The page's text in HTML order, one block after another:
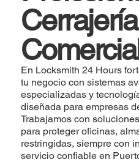
Cerrajería
En Locksmith 24 Hours
tu negocio con sistemas
especializadas y
diseñada para empresas
Trabajamos con
para proteger oficinas,
restringidas, siempre con
servicio confiable en